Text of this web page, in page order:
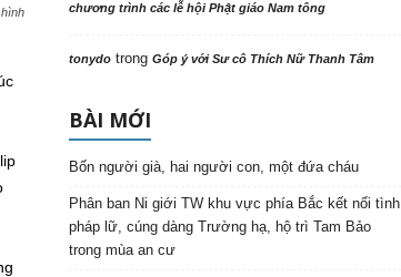
chương trình các lễ hội Phật giáo Nam tông
tonydotrong Góp ý với Sư cô Thích Nữ Thanh Tâm
BÀI MỚI
Bốn người già, hai người con, một đứa cháu
Phân ban Ni giới TW khu vực phía Bắc kết nối tình
pháp lữ, cúng dàng Trường hạ, hộ trì Tam Bảo
trong mùa an cư